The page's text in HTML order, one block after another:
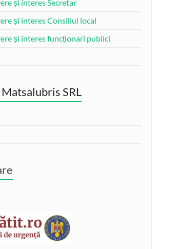
și interes Secretar
și interes Consiliul local
și interes funcționari publici
SRL